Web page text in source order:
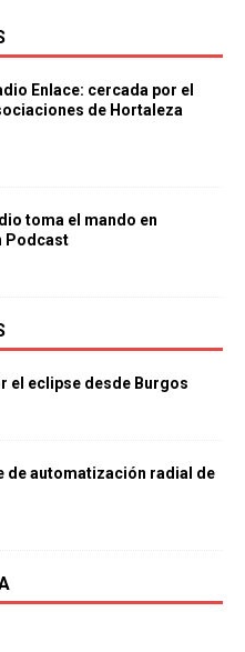
Enlace: cercada por el
de Hortaleza
toma el mando en
Podcast
el eclipse desde Burgos
de automatización radial de